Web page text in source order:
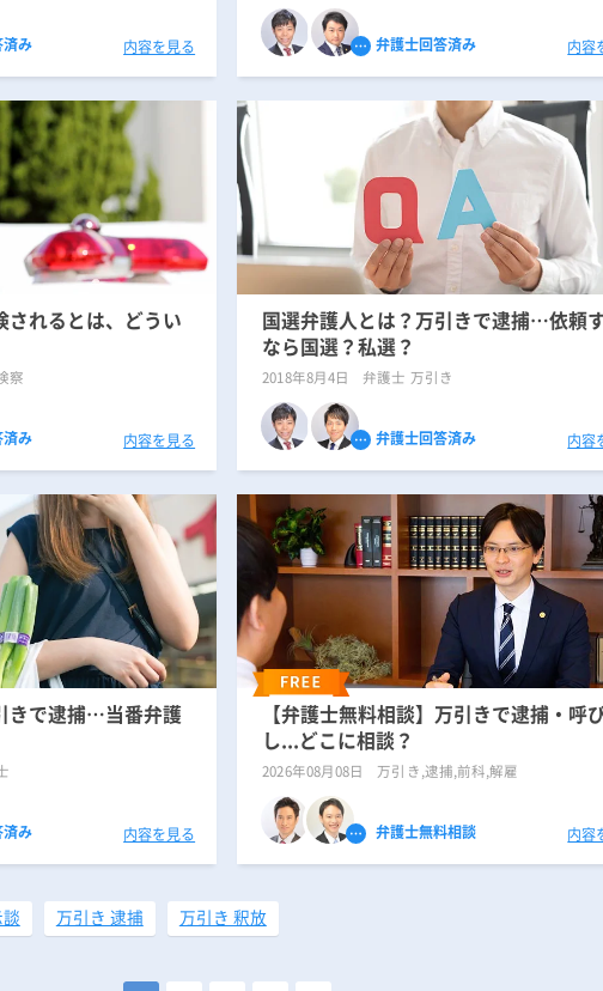
済み 内容を見る 弁護士回答済み 内容
されるとは、どうい
察
済み 内容を見る
国選弁護人とは？万引きで逮捕…依頼
なら国選？私選？
2018年8月4日 弁護士 万引き
弁護士回答済み 内容
きで逮捕…当番弁護
済み 内容を見る
【弁護士無料相談】万引きで逮捕・呼
し...どこに相談？
2026年08月08日 万引き,逮捕,前科,解雇
弁護士無料相談 内容
談 万引き 逮捕 万引き 釈放